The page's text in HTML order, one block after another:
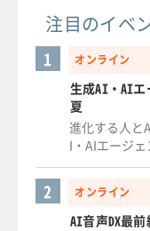
注目のイベ
オンライン
1
生成AI・AI
夏
進化する人と
I・AIエージ
オンライン
2
AI音声DX最前